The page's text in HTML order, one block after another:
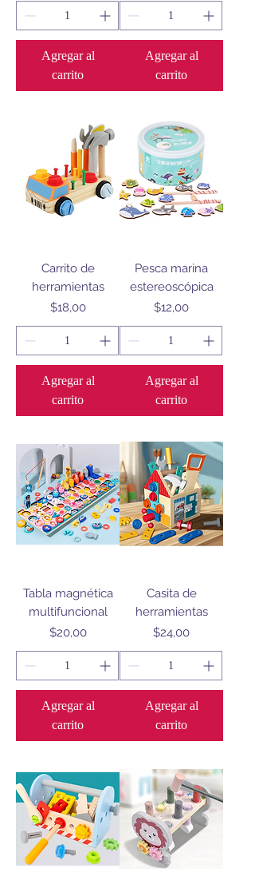
Agregar al
carrito
Agregar al
carrito
Carrito de
herramientas
Precio
$18,00
Agregar al
carrito
Pesca marina
estereoscópica
Precio
$12,00
Agregar al
carrito
Tabla magnética
multifuncional
Precio
$20,00
Agregar al
carrito
Casita de
herramientas
Precio
$24,00
Agregar al
carrito